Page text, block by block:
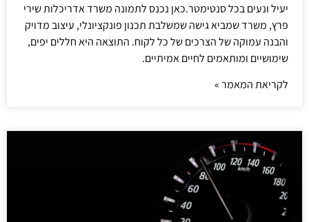
יעיל ונעים בכל סנטימטר.כאן נכנס לתמונה משרד אדריכלות שירי
פרץ, משרד שמביא גישה שמשלבת תכנון פונקציונלי, עיצוב מדויק
והבנה עמוקה של הצרכים של כל לקוח. התוצאה היא חללים יפים,
שימושיים ומותאמים לחיים אמיתיים.
לקריאת המאמר »